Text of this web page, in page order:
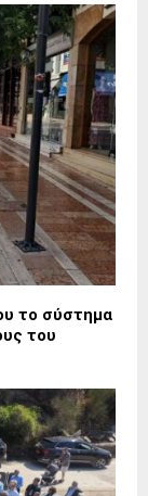
το σύστημα
του